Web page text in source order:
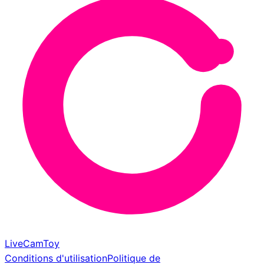
LiveCamToy
Conditions d'utilisationPolitique de